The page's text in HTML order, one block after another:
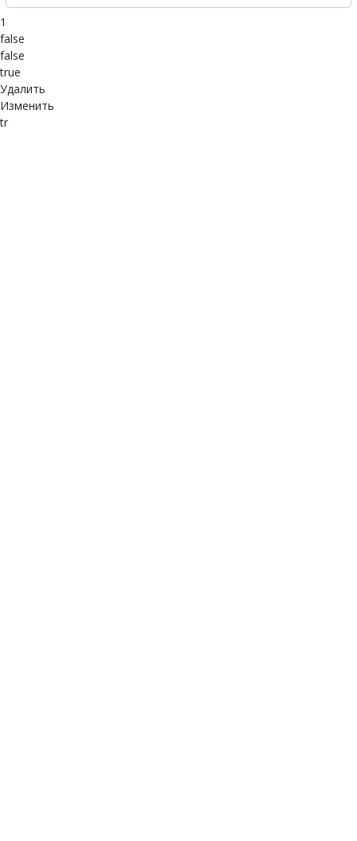
1
false
false
true
Удалить
Изменить
tr